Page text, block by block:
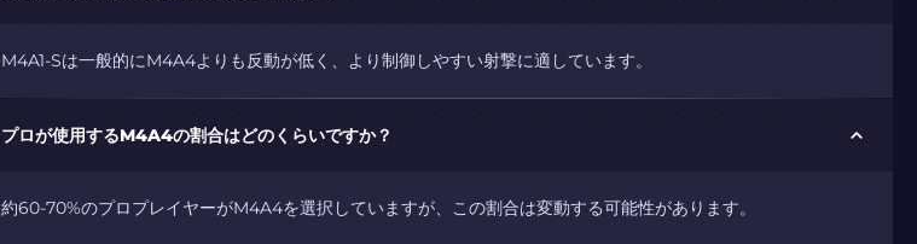
M4A1-Sは一般的にM4A4よりも反動が低く、より制御しやすい射撃に適しています。
プロが使用するM4A4の割合はどのくらいですか？
約60-70%のプロプレイヤーがM4A4を選択していますが、この割合は変動する可能性があります。